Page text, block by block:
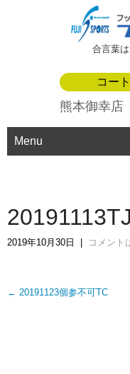
合言葉
コー
熊本御幸店
Menu
2019年10月30日 コメント
Post
← 20191123個参不可TC